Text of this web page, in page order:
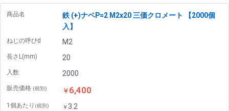
商品名
鉄 (+)ナベP=2 M2x20 三価クロメート 【2000個
入】
ねじの呼びd M2
長さL(mm) 20
入数 2000
販売価格 (税別) ￥ 6,400
1個あたり (税別) ￥ 3.2